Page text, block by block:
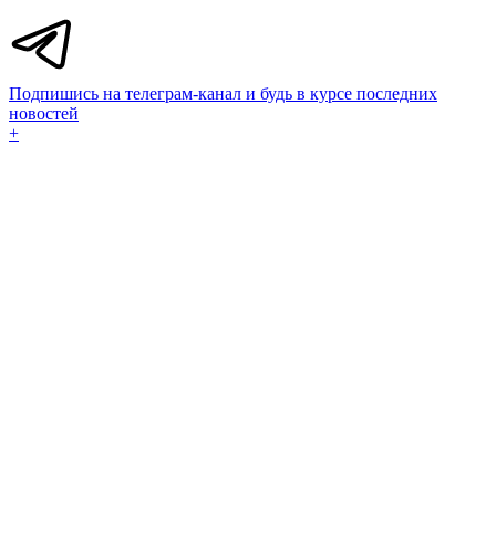
Подпишись на телеграм-канал и будь в курсе последних
новостей
+